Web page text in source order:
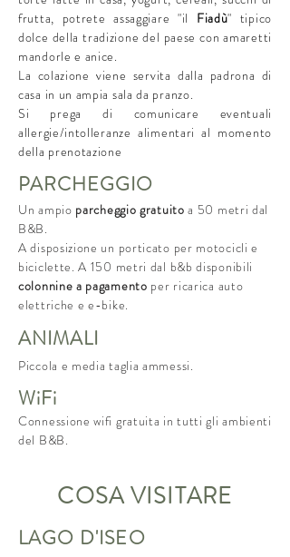
frutta, potrete assaggiare "il Fiadù" tipico
dolce della tradizione del paese con amaretti
mandorle e anice.
La colazione viene servita dalla padrona di
casa in un ampia sala da pranzo.
Si prega di comunicare eventuali
allergie/intolleranze alimentari al momento
della prenotazione
PARCHEGGIO
Un ampio parcheggio gratuito a 50 metri dal
B&B.
A disposizione un porticato per motocicli e
biciclette. A 150 metri dal b&b disponibili
colonnine a pagamento per ricarica auto
elettriche e e-bike.
ANIMALI
Piccola e media taglia ammessi.
WiFi
Connessione wifi gratuita in tutti gli ambienti
del B&B.
COSA VISITARE
LAGO D'ISEO